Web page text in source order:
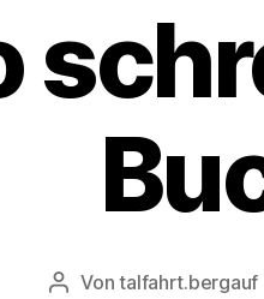
Beitragsautor
Vontalfahrt.bergauf